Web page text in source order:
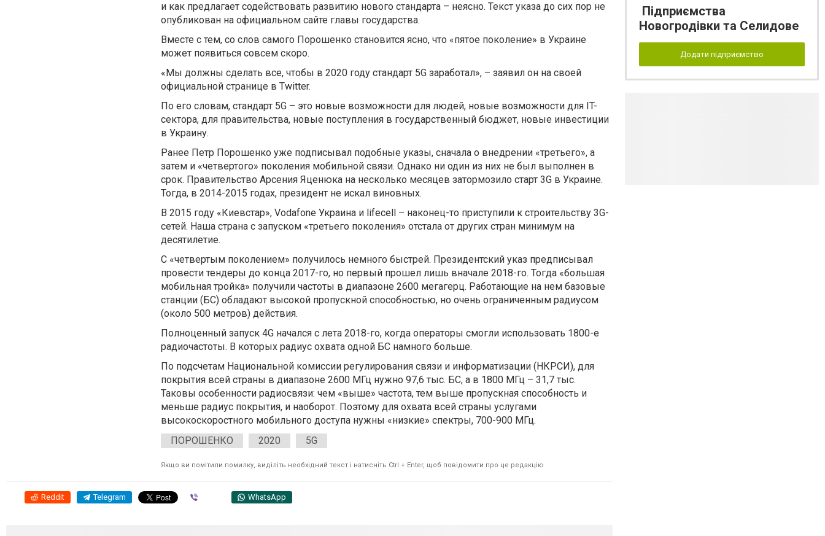
и как предлагает содействовать развитию нового стандарта – неясно. Текст указа до сих пор не
опубликован на официальном сайте главы государства.
Вместе с тем, со слов самого Порошенко становится ясно, что «пятое поколение» в Украине
может появиться совсем скоро.
«Мы должны сделать все, чтобы в 2020 году стандарт 5G заработал», – заявил он на своей
официальной странице в Twitter.
По его словам, стандарт 5G – это новые возможности для людей, новые возможности для IT-
сектора, для правительства, новые поступления в государственный бюджет, новые инвестиции
в Украину.
Ранее Петр Порошенко уже подписывал подобные указы, сначала о внедрении «третьего», а
затем и «четвертого» поколения мобильной связи. Однако ни один из них не был выполнен в
срок. Правительство Арсения Яценюка на несколько месяцев затормозило старт 3G в Украине.
Тогда, в 2014-2015 годах, президент не искал виновных.
В 2015 году «Киевстар», Vodafone Украина и lifecell – наконец-то приступили к строительству 3G-
сетей. Наша страна с запуском «третьего поколения» отстала от других стран минимум на
десятилетие.
С «четвертым поколением» получилось немного быстрей. Президентский указ предписывал
провести тендеры до конца 2017-го, но первый прошел лишь вначале 2018-го. Тогда «большая
мобильная тройка» получили частоты в диапазоне 2600 мегагерц. Работающие на нем базовые
станции (БС) обладают высокой пропускной способностью, но очень ограниченным радиусом
(около 500 метров) действия.
Полноценный запуск 4G начался с лета 2018-го, когда операторы смогли использовать 1800-е
радиочастоты. В которых радиус охвата одной БС намного больше.
По подсчетам Национальной комиссии регулирования связи и информатизации (НКРСИ), для
покрытия всей страны в диапазоне 2600 МГц нужно 97,6 тыс. БС, а в 1800 МГц – 31,7 тыс.
Таковы особенности радиосвязи: чем «выше» частота, тем выше пропускная способность и
меньше радиус покрытия, и наоборот. Поэтому для охвата всей страны услугами
высокоскоростного мобильного доступа нужны «низкие» спектры, 700-900 МГц.
ПОРОШЕНКО
2020 5G
Якщо ви помітили помилку, виділіть необхідний текст і натисніть Ctrl + Enter, щоб повідомити про це редакцію
Reddit Telegram WhatsApp
Підприємства
Новогродівки та Селидове
Додати підприємство